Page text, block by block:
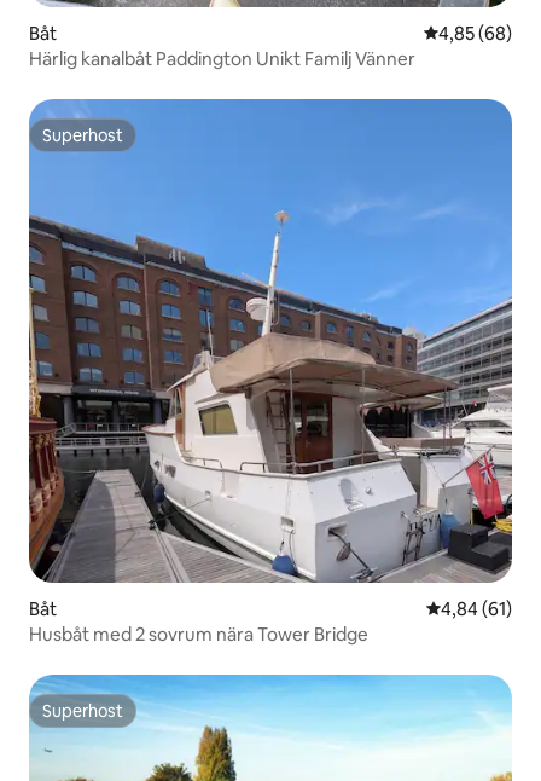
Båt 4,85 av 5 i
4,85 (68)
Härlig kanalbåt Paddington Unikt Familj Vänner
Superhost
Superhost
Båt 4,84 av 5 i
4,84 (61)
Husbåt med 2 sovrum nära Tower Bridge
Superhost
Superhost